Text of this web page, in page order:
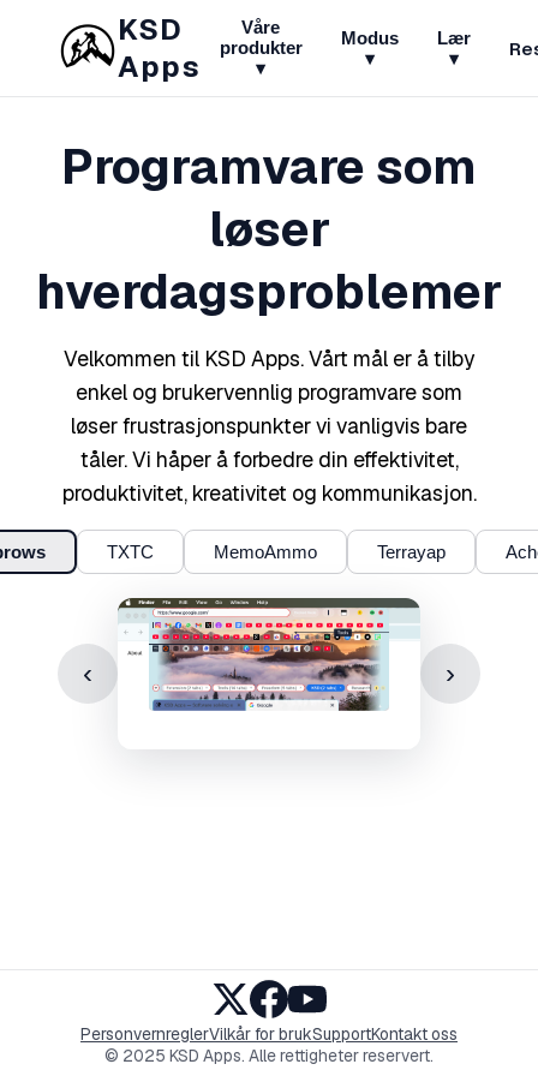
KSD
Apps
Våre
produkter
▾
Modus
▾
Lær
▾
Programvare som
løser
hverdagsproblemer
Velkommen til KSD Apps. Vårt mål er å tilby
enkel og brukervennlig programvare som
løser frustrasjonspunkter vi vanligvis bare
tåler. Vi håper å forbedre din effektivitet,
produktivitet, kreativitet og kommunikasjon.
TXTC MemoAmmo Terrayap
‹ ›
PersonvernreglerVilkår for brukSupportKontakt oss
© 2025 KSD Apps. Alle rettigheter reservert.